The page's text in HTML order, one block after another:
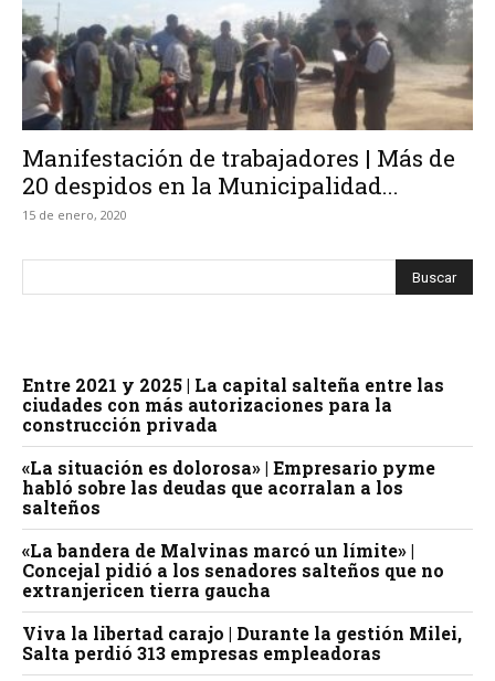
Manifestación de trabajadores | Más de
20 despidos en la Municipalidad...
15 de enero, 2020
Entre 2021 y 2025 | La capital salteña entre las
ciudades con más autorizaciones para la
construcción privada
«La situación es dolorosa» | Empresario pyme
habló sobre las deudas que acorralan a los
salteños
«La bandera de Malvinas marcó un límite» |
Concejal pidió a los senadores salteños que no
extranjericen tierra gaucha
Viva la libertad carajo | Durante la gestión Milei,
Salta perdió 313 empresas empleadoras